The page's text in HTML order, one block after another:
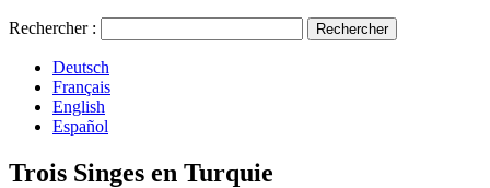
Rechercher :
Deutsch
Français
English
Español
Trois Singes en Turquie